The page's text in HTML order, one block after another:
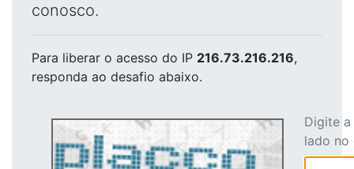
conosco.
Para liberar o acesso do IP 216.73.216.216,
responda ao desafio abaixo.
Digite
lado no